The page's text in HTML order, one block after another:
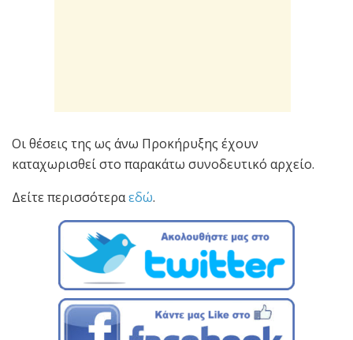
Οι θέσεις της ως άνω Προκήρυξης έχουν
καταχωρισθεί στο παρακάτω συνοδευτικό αρχείο.
Δείτε περισσότεραεδώ.